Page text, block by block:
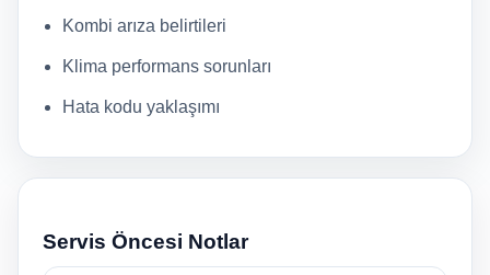
Kombi arıza belirtileri
Klima performans sorunları
Hata kodu yaklaşımı
Servis Öncesi Notlar